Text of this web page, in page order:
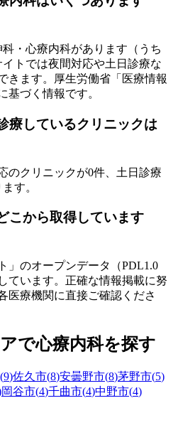
・心療内科があります （うち
イトでは夜間対応や土日診療な
きます。厚生労働省「医療情報
基づく情報です。
療しているクリニックは
のクリニックが0件、土日診療
す。
こから取得しています
」のオープンデータ（PDL1.0
ています。正確な情報掲載に努
医療機関に直接ご確認くださ
で心療内科を探す
(9)佐久市(8)安曇野市(8)茅野市(5)
岡谷市(4)千曲市(4)中野市(4)